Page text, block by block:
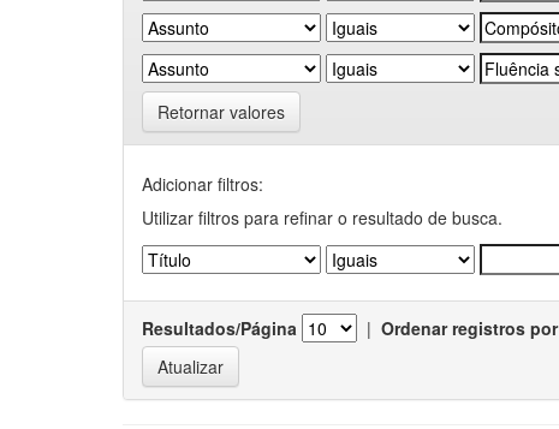
Retornar valores
Adicionar filtros:
Utilizar filtros para refinar o resultado de busca.
Resultados/Página | Ordenar registros por